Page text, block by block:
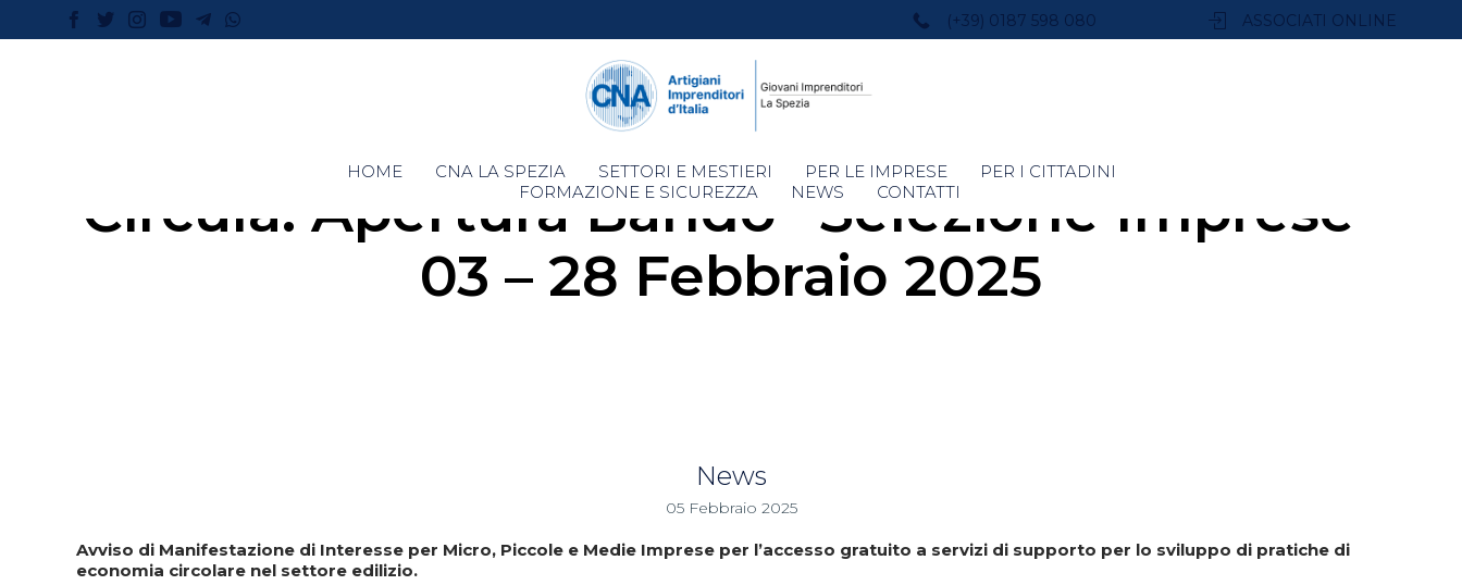
(+39) 0187 598 080 ASSOCIATI ONLINE
Skip
to
HOME CNA LA SPEZIA SETTORI E MESTIERI PER LE IMPRESE
PER I CITTADINI
FORMAZIONE E SICUREZZA
NEWS CONTATTI
Circula: Apertura Bando “Selezione Imprese”
03 – 28 Febbraio 2025
News
05 Febbraio 2025
Avviso di Manifestazione di Interesse per Micro, Piccole e Medie Imprese per l’accesso gratuito a servizi di supporto per lo sviluppo di pratiche di
economia circolare nel settore edilizio.